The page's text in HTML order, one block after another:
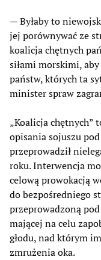
— Byłaby to
jej porównywać ze
koalicja chętnych
siłami morskimi,
państw, których ta
minister spraw
„Koalicja chętnych”
opisania sojuszu
przeprowadził
roku. Interwencja
celową prowokacją
do bezpośredniego
przeprowadzoną
mającej na celu
głodu, nad którym
zmrużenia oka.